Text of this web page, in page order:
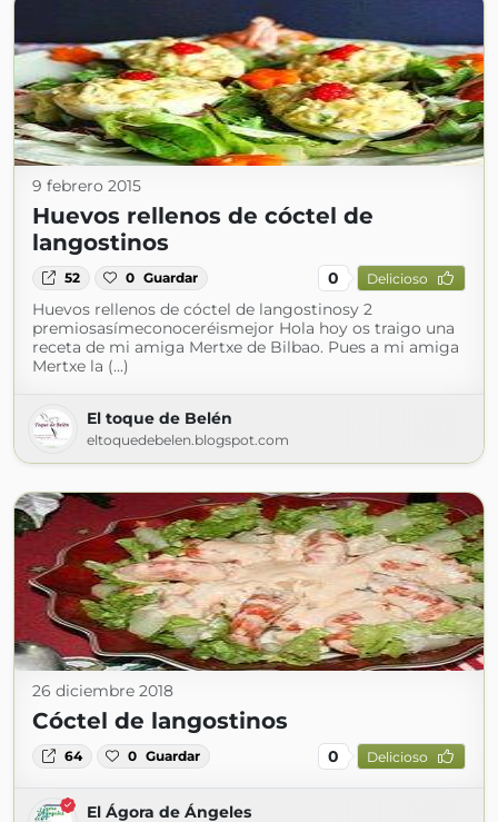
9 febrero 2015
Huevos rellenos de cóctel de
langostinos
52 0 Guardar 0 Delicioso
Huevos rellenos de cóctel de langostinosy 2
premiosasímeconoceréismejor Hola hoy os traigo una
receta de mi amiga Mertxe de Bilbao. Pues a mi amiga
Mertxe la (...)
El toque de Belén
eltoquedebelen.blogspot.com
26 diciembre 2018
Cóctel de langostinos
64 0 Guardar 0 Delicioso
El Ágora de Ángeles